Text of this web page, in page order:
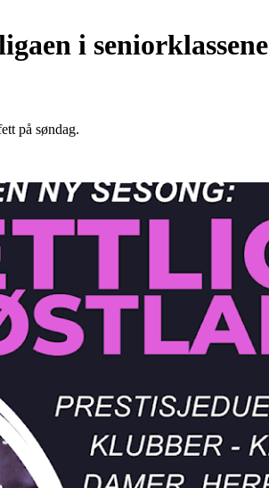
i seniorklassene
på søndag.